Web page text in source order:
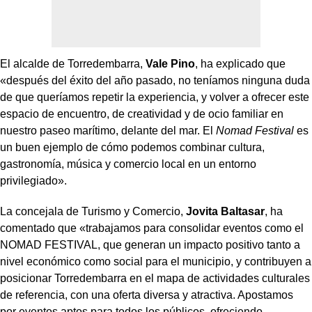
El alcalde de Torredembarra, Vale Pino, ha explicado que
«después del éxito del año pasado, no teníamos ninguna duda
de que queríamos repetir la experiencia, y volver a ofrecer este
espacio de encuentro, de creatividad y de ocio familiar en
nuestro paseo marítimo, delante del mar. El Nomad Festival es
un buen ejemplo de cómo podemos combinar cultura,
gastronomía, música y comercio local en un entorno
privilegiado».
La concejala de Turismo y Comercio, Jovita Baltasar, ha
comentado que «trabajamos para consolidar eventos como el
NOMAD FESTIVAL, que generan un impacto positivo tanto a
nivel económico como social para el municipio, y contribuyen a
posicionar Torredembarra en el mapa de actividades culturales
de referencia, con una oferta diversa y atractiva. Apostamos